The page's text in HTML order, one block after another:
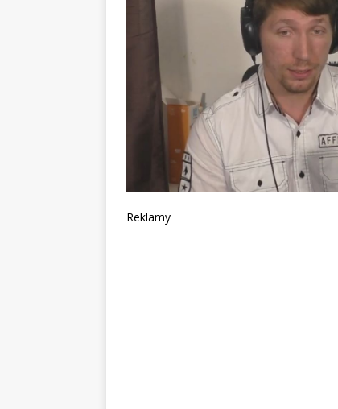
Reklamy